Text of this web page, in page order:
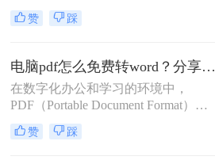
用。然而，当需要编辑PDF中的内容
时，将其转换为Word文档就成为了必
本文将介绍三种不同的PDF转Word方
法，帮助您根据具体需求选择最合适
的方式。
赞 踩
电脑pdf怎么免费转word？分享2个好用的方法！
在数字化办公和学习的环境中，
PDF（Portable Document Format）因
其良好的兼容性和稳定性，成为了一
种广泛使用的文档格式。然而，有时
赞 踩